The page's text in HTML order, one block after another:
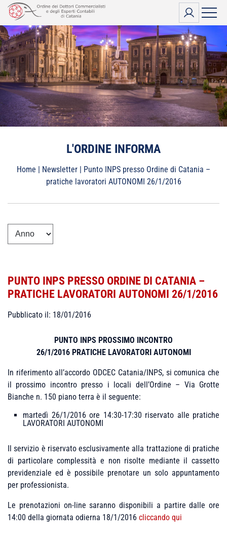
Vai
contenuto
L'ORDINE INFORMA
Home | Newsletter | Punto INPS presso Ordine di Catania –
pratiche lavoratori AUTONOMI 26/1/2016
PUNTO INPS PRESSO ORDINE DI CATANIA –
PRATICHE LAVORATORI AUTONOMI 26/1/2016
Pubblicato il: 18/01/2016
PUNTO INPS PROSSIMO INCONTRO
26/1/2016 PRATICHE LAVORATORI AUTONOMI
In riferimento all’accordo ODCEC Catania/INPS, si comunica che
il prossimo incontro presso i locali dell’Ordine – Via Grotte
Bianche n. 150 piano terra è il seguente:
martedì 26/1/2016 ore 14:30-17:30 riservato alle pratiche
LAVORATORI AUTONOMI
Il servizio è riservato esclusivamente alla trattazione di pratiche
di particolare complessità e non risolte mediante il cassetto
previdenziale ed è possibile prenotare un solo appuntamento
per professionista.
Le prenotazioni on-line saranno disponibili a partire dalle ore
14:00 della giornata odierna 18/1/2016 cliccando qui